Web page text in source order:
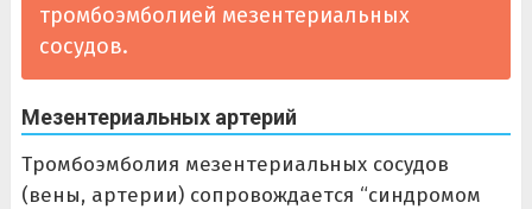
тромбоэмболией мезентериальных
сосудов.
Мезентериальных артерий
Тромбоэмболия мезентериальных сосудов
(вены, артерии) сопровождается “синдромом